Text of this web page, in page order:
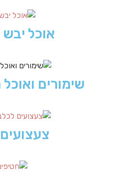
אוכל
שימורים